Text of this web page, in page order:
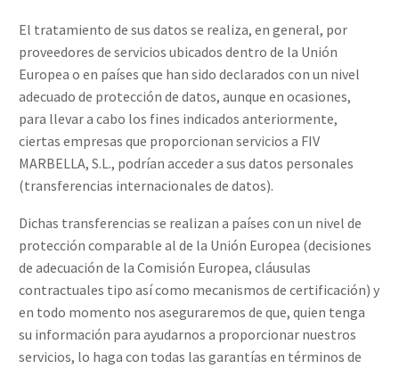
El tratamiento de sus datos se realiza, en general, por
proveedores de servicios ubicados dentro de la Unión
Europea o en países que han sido declarados con un nivel
adecuado de protección de datos, aunque en ocasiones,
para llevar a cabo los fines indicados anteriormente,
ciertas empresas que proporcionan servicios a FIV
MARBELLA, S.L., podrían acceder a sus datos personales
(transferencias internacionales de datos).
Dichas transferencias se realizan a países con un nivel de
protección comparable al de la Unión Europea (decisiones
de adecuación de la Comisión Europea, cláusulas
contractuales tipo así como mecanismos de certificación) y
en todo momento nos aseguraremos de que, quien tenga
su información para ayudarnos a proporcionar nuestros
servicios, lo haga con todas las garantías en términos de